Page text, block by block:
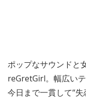
ポップなサウンドと
reGretGirl。幅広い
今日まで一貫して“失